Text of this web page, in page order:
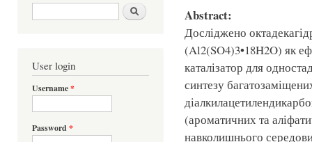
Search form Шукати
User login
Username*
Password *
Abstract:
Досліджено
(Al2(SO4)3•18H2O) як
каталізатор для
синтезу
(ароматичних та
навколишнього